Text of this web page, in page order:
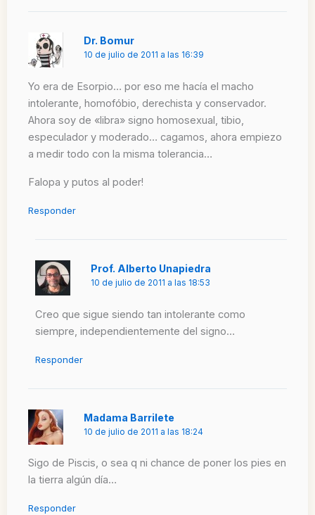
Dr. Bomur
10 de julio de 2011 a las 16:39
Yo era de Esorpio… por eso me hacía el macho
intolerante, homofóbio, derechista y conservador.
Ahora soy de «libra» signo homosexual, tibio,
especulador y moderado… cagamos, ahora empiezo
a medir todo con la misma tolerancia…
Falopa y putos al poder!
Responder
Prof. Alberto Unapiedra
10 de julio de 2011 a las 18:53
Creo que sigue siendo tan intolerante como
siempre, independientemente del signo…
Responder
Madama Barrilete
10 de julio de 2011 a las 18:24
Sigo de Piscis, o sea q ni chance de poner los pies en
la tierra algún día…
Responder